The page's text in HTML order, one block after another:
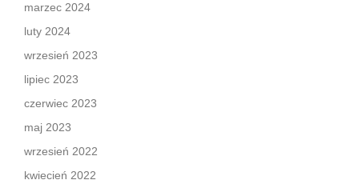
marzec 2024
luty 2024
wrzesień 2023
lipiec 2023
czerwiec 2023
maj 2023
wrzesień 2022
kwiecień 2022